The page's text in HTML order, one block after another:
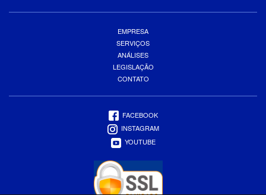
EMPRESA
SERVIÇOS
ANÁLISES
LEGISLAÇÃO
CONTATO
FACEBOOK
INSTAGRAM
YOUTUBE